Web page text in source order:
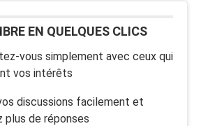
EN QUELQUES CLICS
vous simplement avec ceux qui
vos intérêts
discussions facilement et
plus de réponses